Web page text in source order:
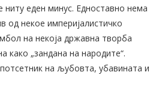
ниту еден минус. Едноставно нема
од некое империјалистичко
на некоја државна творба
како „зандана на народите“.
на љубовта, убавината и